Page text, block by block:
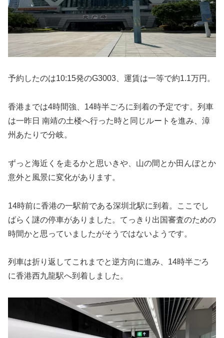
予約したのは10:15発のG3003、運賃は一等で約1.1万円。
香港までは4時間強、14時半ごろに到着の予定です。列車
は一昨日 南靖の土楼へ行った時と同じルートを進み、漳
州あたりで分岐。
ずっと海近くを走るかと思いきや、山の間とか田んぼとか
意外と風景に変化があります。
14時前に香港の一駅前である深圳北駅に到着。ここでし
ばらく謎の停車がありました。てっきり出国審査のための
時間かと思っていましたがそうではないようです。
列車は折り返してこれまでと逆方向に進み、14時半ごろ
に香港西九龍駅へ到着しました。